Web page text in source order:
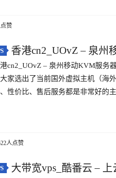
赞
香港cn2_UOvZ – 泉州
限流量，年付10个月费
cn2_UOvZ – 泉州移动KVM服务
家选出了当前国外虚拟主机（海
性价比、售后服务都是非常好的
人点赞
大带宽vps_酷番云 –